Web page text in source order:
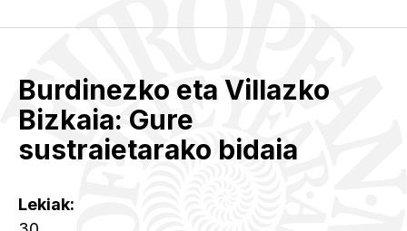
Burdinezko eta Villazko
Bizkaia: Gure
sustraietarako bidaia
Lekiak: